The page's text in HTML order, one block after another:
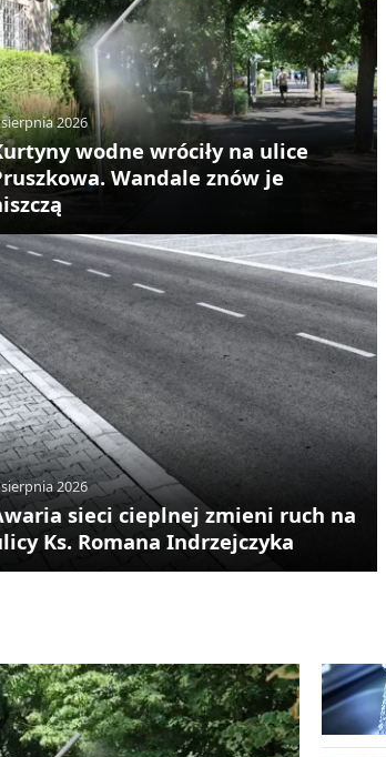
2026
wodne wróciły na ulice
Wandale znów je
2026
sieci cieplnej zmieni ruch na
Ks. Romana Indrzejczyka